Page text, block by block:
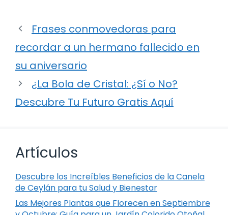
Frases conmovedoras para
recordar a un hermano fallecido en
su aniversario
¿La Bola de Cristal: ¿Sí o No?
Descubre Tu Futuro Gratis Aquí
Artículos
Descubre los Increíbles Beneficios de la Canela
de Ceylán para tu Salud y Bienestar
Las Mejores Plantas que Florecen en Septiembre